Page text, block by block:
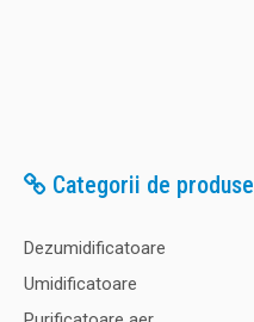
Categorii de produse
Dezumidificatoare
Umidificatoare